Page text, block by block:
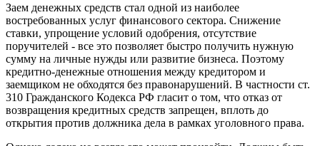
Заем денежных средств стал одной из наиболее
востребованных услуг финансового сектора. Снижение
ставки, упрощение условий одобрения, отсутствие
поручителей - все это позволяет быстро получить нужную
сумму на личные нужды или развитие бизнеса. Поэтому
кредитно-денежные отношения между кредитором и
заемщиком не обходятся без правонарушений. В частности ст.
310 Гражданского Кодекса РФ гласит о том, что отказ от
возвращения кредитных средств запрещен, вплоть до
открытия против должника дела в рамках уголовного права.